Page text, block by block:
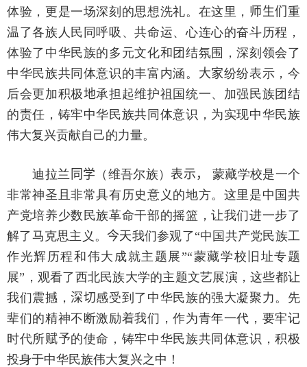
体验，更是一场深刻的思想洗礼。在这里， 师生们重
温了各族人民同呼吸、共命运、心连心的奋斗历程，
体验了中华民族的多元文化和团结氛围，深刻领会了
中华民族共同体意识的丰富内涵。 大家纷纷表示，今
后会更加积极地承担起维护祖国统一、加强民族团结
的责任，铸牢中华民族共同体意识，为实现中华民族
伟大复兴贡献自己的力量。
迪拉兰 同学 （维吾尔族） 表示，
蒙藏学校是一个
非常神圣且非常具有历史意义的地方。这里是中国共
产党培养少数民族革命干部的摇篮，让我们进一步了
解了马克思主义。今天我们参观了“中国共产党民族工
作光辉历程和伟大成就主题展”“蒙藏学校旧址专题
展”，观看了西北民族大学的主题文艺展演，这些都让
我们震撼， 深切感受到了中华民族的强大凝聚力。先
辈们的精神不断激励着我们，作为青年一代，要牢记
时代所赋予的使命，铸牢中华民族共同体意识，积极
投身于中华民族伟大复兴之中！